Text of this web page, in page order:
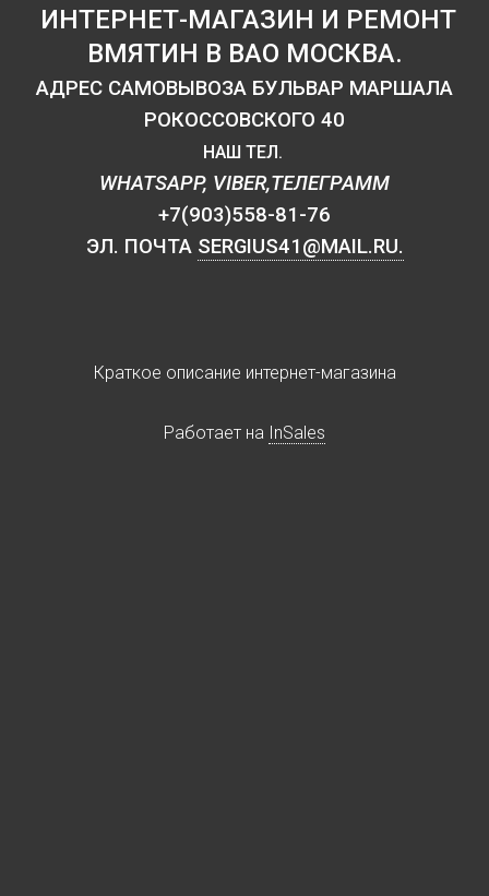
ИНТЕРНЕТ-МАГАЗИН И РЕМОНТ
ВМЯТИН В ВАО МОСКВА.
АДРЕС САМОВЫВОЗА БУЛЬВАР МАРШАЛА
РОКОССОВСКОГО 40
НАШ ТЕЛ.
WHATSAPP, VIBER,ТЕЛЕГРАММ
+7(903)558-81-76
ЭЛ. ПОЧТА SERGIUS41@MAIL.RU.
Краткое описание интернет-магазина
Работает на InSales